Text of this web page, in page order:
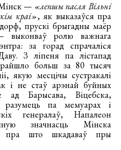
— «лепшы пасля Вільні
краі», як выказаўся пра
прускі брыгадны маёр
выконваў ролю важнага
за горад спрачаліся
З ліпеня па лістапад
больш за 80 тысяч
якую месцічы сустракалі
і не стаў арэнай буйных
ад Барысава, Віцебска,
па мемуарах і
генералаў, Напалеон
значнасць Мінска
пра што шкадаваў пры